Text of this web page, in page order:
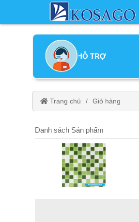
HỖ TRỢ
Trang chủ Giỏ hàng
Danh sách Sản phẩm